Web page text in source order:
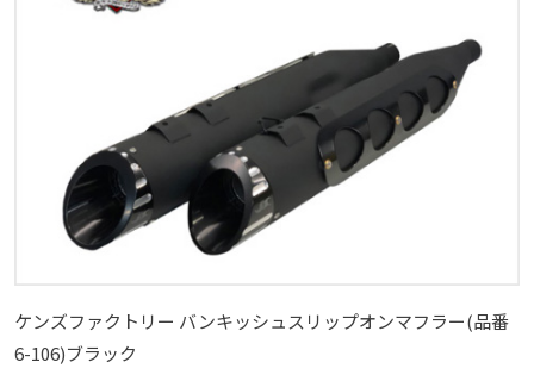
ケンズファクトリー バンキッシュスリップオンマフラー(品番
6-106)ブラック